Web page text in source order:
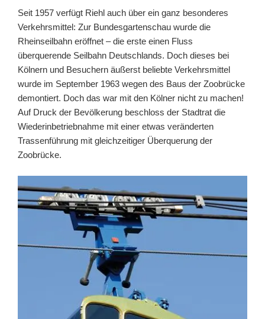
Seit 1957 verfügt Riehl auch über ein ganz besonderes
Verkehrsmittel: Zur Bundesgartenschau wurde die
Rheinseilbahn eröffnet – die erste einen Fluss
überquerende Seilbahn Deutschlands. Doch dieses bei
Kölnern und Besuchern äußerst beliebte Verkehrsmittel
wurde im September 1963 wegen des Baus der Zoobrücke
demontiert. Doch das war mit den Kölner nicht zu machen!
Auf Druck der Bevölkerung beschloss der Stadtrat die
Wiederinbetriebnahme mit einer etwas veränderten
Trassenführung mit gleichzeitiger Überquerung der
Zoobrücke.